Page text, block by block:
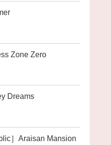
Zone Zero
Dreams
］Araisan Mansion